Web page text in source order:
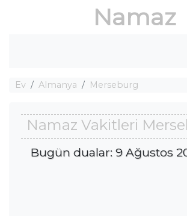
Namaz
Ev Almanya Merseburg
Namaz Vakitleri
Bugün dualar: 9 Ağustos